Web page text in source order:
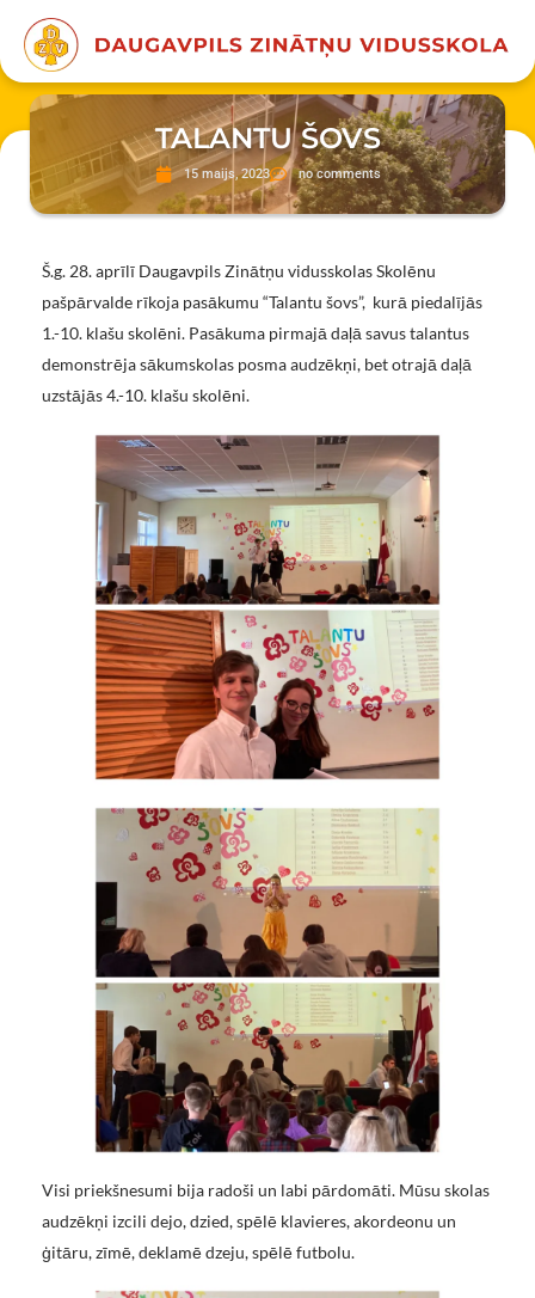
TALANTU ŠOVS
15 maijs, 2023 no comments
Š.g. 28. aprīlī Daugavpils Zinātņu vidusskolas Skolēnu
pašpārvalde rīkoja pasākumu “Talantu šovs”, kurā piedalījās
1.-10. klašu skolēni. Pasākuma pirmajā daļā savus talantus
demonstrēja sākumskolas posma audzēkņi, bet otrajā daļā
uzstājās 4.-10. klašu skolēni.
Visi priekšnesumi bija radoši un labi pārdomāti. Mūsu skolas
audzēkņi izcili dejo, dzied, spēlē klavieres, akordeonu un
ģitāru, zīmē, deklamē dzeju, spēlē futbolu.